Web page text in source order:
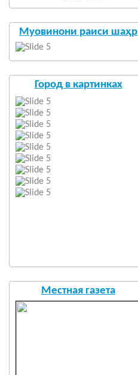
Муовинони раиси шаҳр
Город в картинках
Местная газета